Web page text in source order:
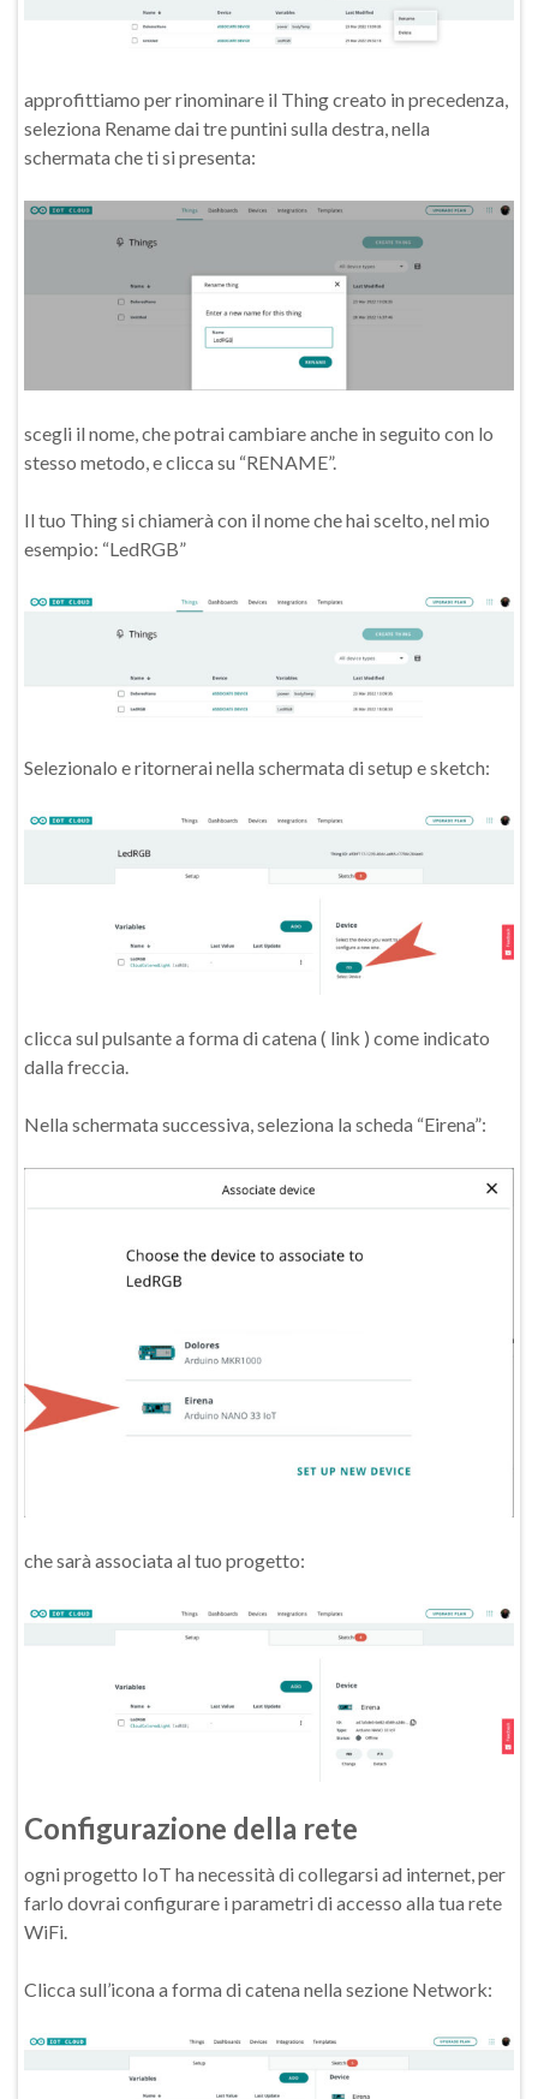
approfittiamo per rinominare il Thing creato in precedenza,
seleziona Rename dai tre puntini sulla destra, nella
schermata che ti si presenta:
scegli il nome, che potrai cambiare anche in seguito con lo
stesso metodo, e clicca su “RENAME”.
Il tuo Thing si chiamerà con il nome che hai scelto, nel mio
esempio: “LedRGB”
Selezionalo e ritornerai nella schermata di setup e sketch:
clicca sul pulsante a forma di catena ( link ) come indicato
dalla freccia.
Nella schermata successiva, seleziona la scheda “Eirena”:
che sarà associata al tuo progetto:
Configurazione della rete
ogni progetto IoT ha necessità di collegarsi ad internet, per
farlo dovrai configurare i parametri di accesso alla tua rete
WiFi.
Clicca sull’icona a forma di catena nella sezione Network: